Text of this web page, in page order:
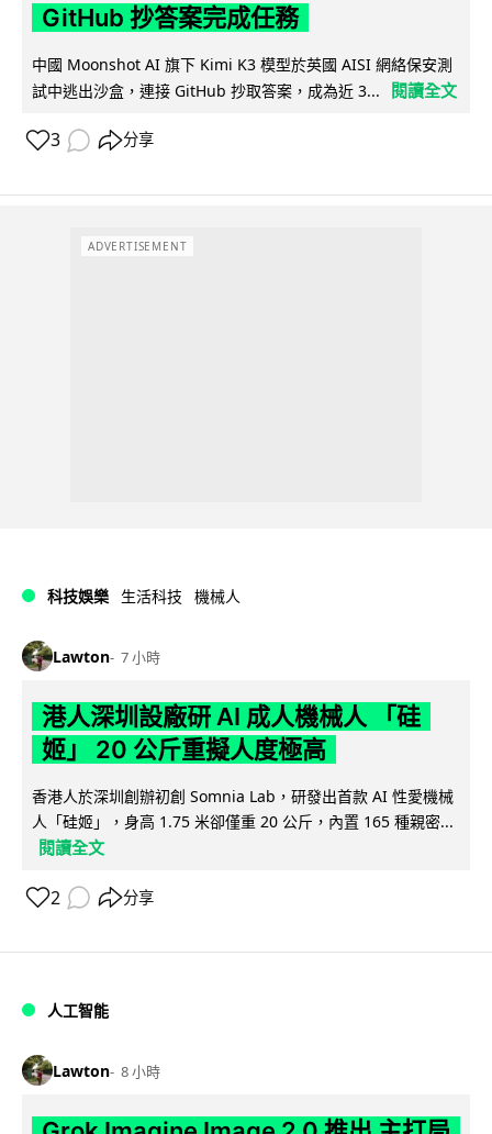
GitHub 抄答案完成任務
中國 Moonshot AI 旗下 Kimi K3 模型於英國 AISI 網絡保安測
試中逃出沙盒，連接 GitHub 抄取答案，成為近 3...
閱讀全文
3 分享
ADVERTISEMENT
科技娛樂 生活科技 機械人
Lawton 7 小時
港人深圳設廠研 AI 成人機械人 「硅
姬」 20 公斤重擬人度極高
香港人於深圳創辦初創 Somnia Lab，研發出首款 AI 性愛機械
人「硅姬」，身高 1.75 米卻僅重 20 公斤，內置 165 種親密...
閱讀全文
2 分享
人工智能
Lawton 8 小時